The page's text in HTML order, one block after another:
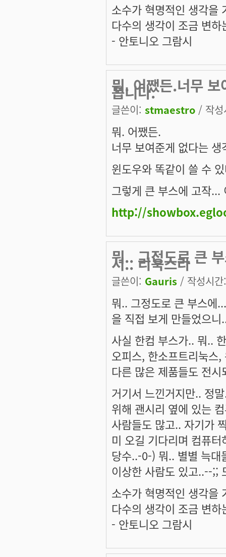
소수가 혁명적인 생각을
다수의 생각이 조금 변
- 안토니오 그람시
뭐. 어쨌든.너무
봅니다.
글쓴이: stmaestro / 작
뭐. 어쨌든.
너무 보여준게 없다는
윈도우와 똑같이 쓸 수
그렇게 큰 부스에 고작...
http://
뭐.. 그정도로 큰
서.. 리눅스라
글쓴이: Gauris / 작성시
뭐.. 그정도로 큰 부스에
을 직접 보게 만들었으
사실 한컴 부스가.. 뭐..
오피스, 한소프트리눅스
다른 많은 제품들도 전
거기서 느낀거지만.. 정
위해 괜시리 옆에 있는
사람들도 많고.. 자기가
미 오길 기다리며 컴퓨
당수..-0-) 뭐.. 별별 늑대
이상한 사람도 있고..--;;
소수가 혁명적인 생각을
다수의 생각이 조금 변
- 안토니오 그람시